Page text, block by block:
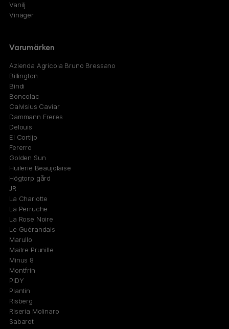
Vanilj
Vinäger
Varumärken
Azienda Agricola Bruno Bressano
Billington
Bindi
Boncolac
Calvisius Caviar
Dammann Freres
Delouis
El Cortijo
Fererro
Golden Sun
Huilerie Beaujolaise
Högtorp gård
JR
La Charlotte
La Perruche
La Rose Noire
Le Guérandais
Marullo
Maitre Prunille
Minus 8
Montfrin
PIDY
Plantin
Risberg
Riseria Molinaro
Sabarot